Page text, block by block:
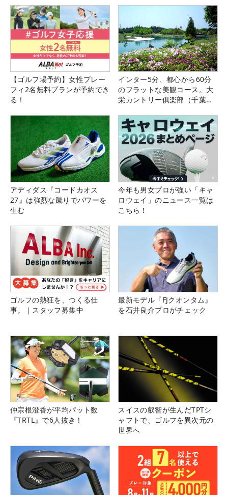
【ゴルフ場予約】女性プレー
フィ2名無料プランが予約でき
る！
インター5分、都心から60分
のフラットな美観コース。大
栄カントリー俱楽部（千葉
アディダス『コードカオス
27』は強烈な蹴りでパワーを
生む
今年も男女プロが強い「キャ
ロウェイ」のニュース一覧は
こちら！
ゴルフの熱狂を、つくる仕
事。｜スタッフ募集中
最新モデル『FJクオンタム』
を石井良介プロがチェック
仲宗根澄香が平均パット数
『TRTL』で6人抜き！
スイスの叡智が生んだTPTシ
ャフトで、ゴルフを異次元の
世界へ